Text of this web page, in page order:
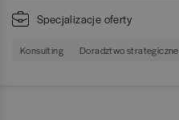
Specjalizacje oferty
Konsulting Doradztwo strategiczne